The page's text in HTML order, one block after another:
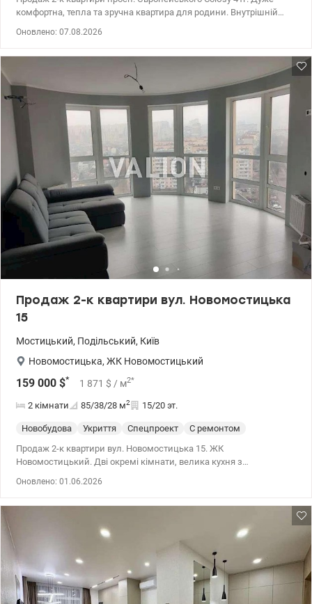
комфортна, тепла та зручна квартира для родини. Внутрішній
Оновлено: 07.08.2026
Продаж 2-к квартири вул. Новомостицька
15
Мостицький, Подільський, Київ
Новомостицька, ЖК Новомостицький
159 000 $* 1 871 $ / м2*
2 кімнати 85/38/28 м2 15/20 эт.
Новобудова Укриття Спецпроект
С ремонтом
Продаж 2-к квартири вул. Новомостицька 15. ЖК
Новомостицький. Дві окремі кімнати, велика кухня з
10 80 valion.ua/1149443
Оновлено: 01.06.2026